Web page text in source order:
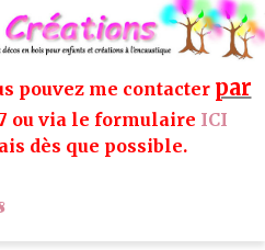
pouvez me contacter par
ou via le formulaire ICI
dès que possible.